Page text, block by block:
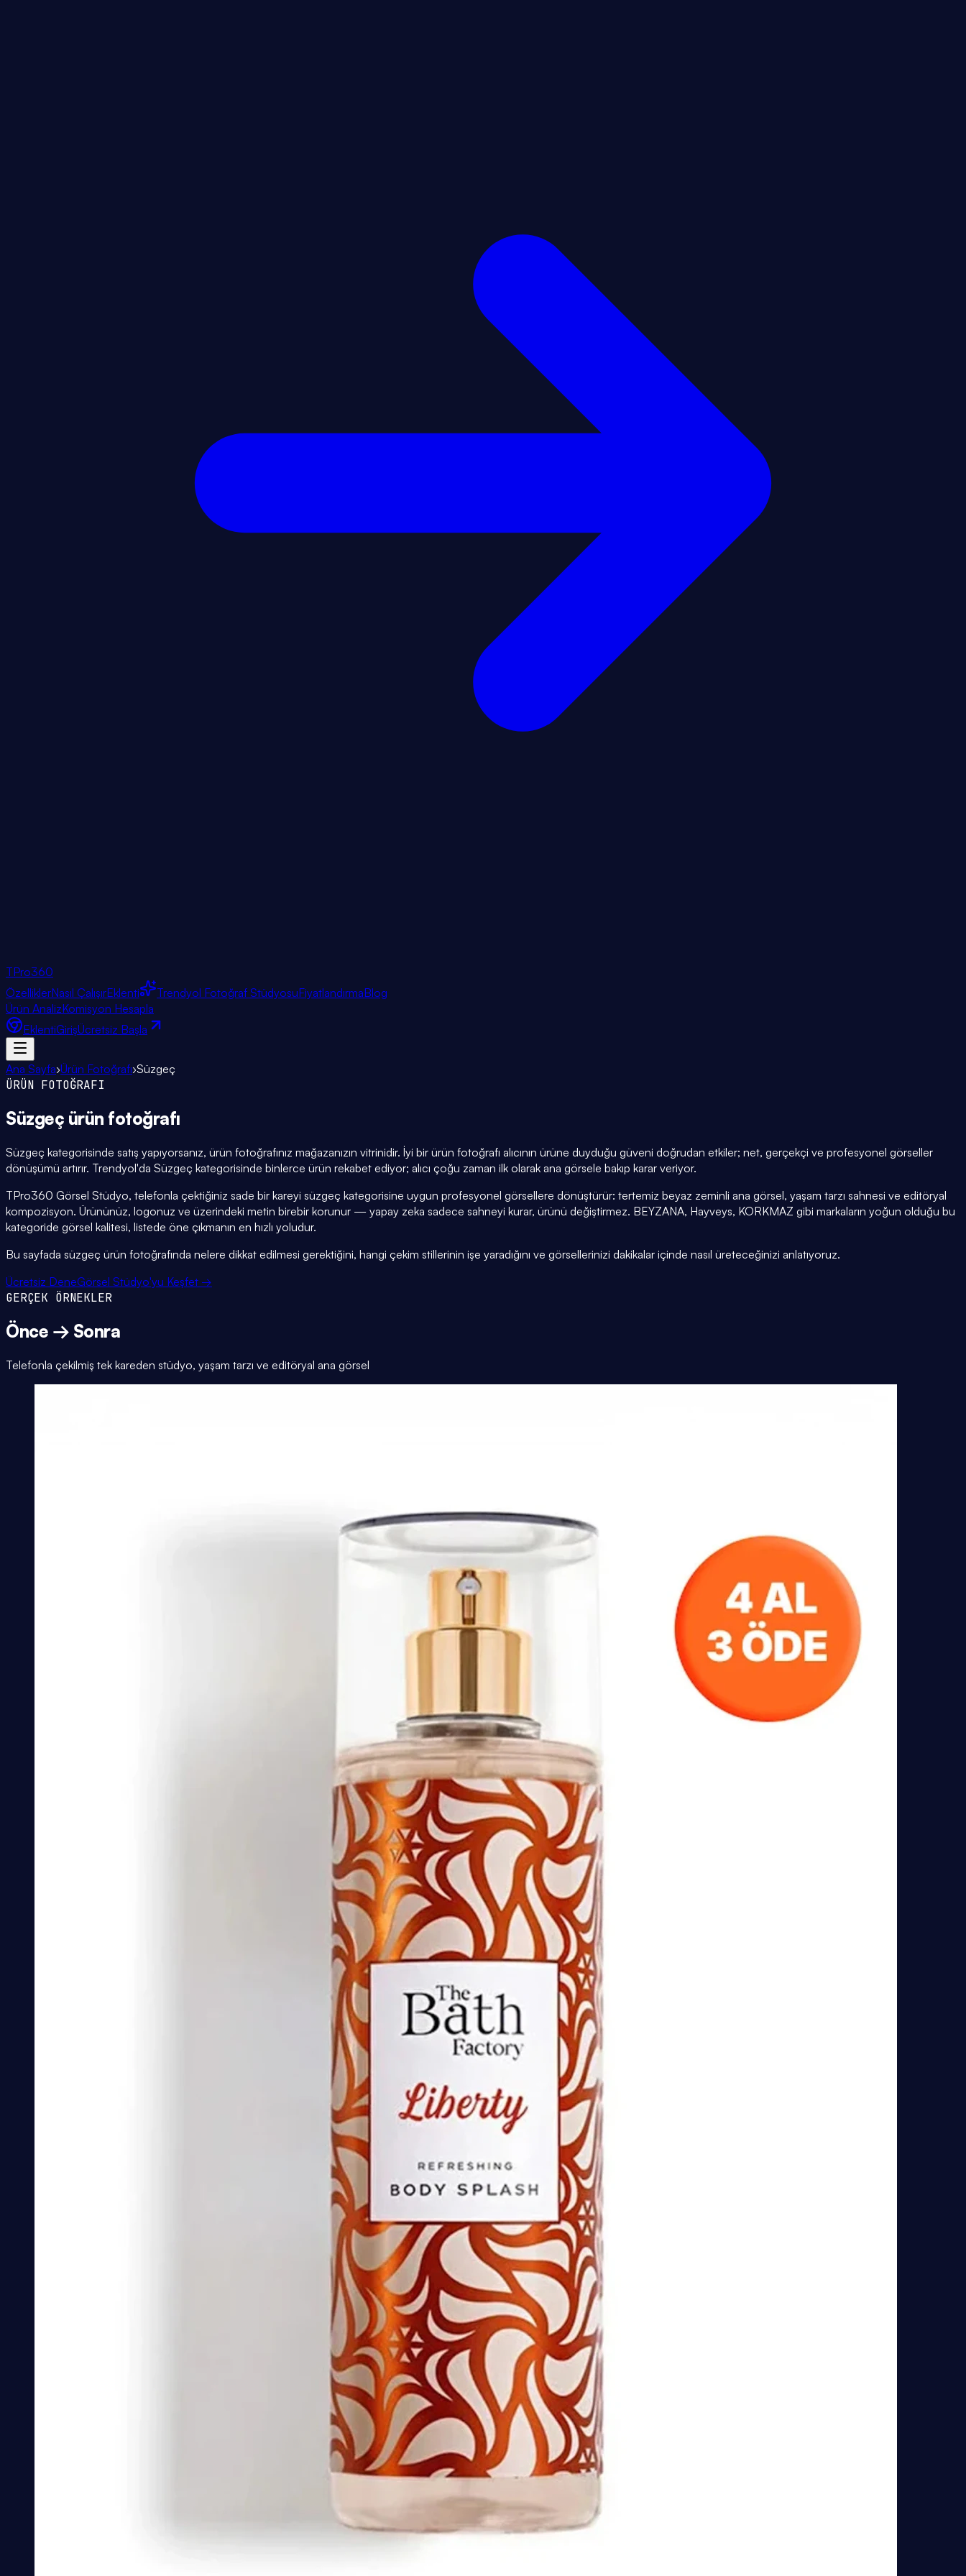
TPro360
ÖzelliklerNasıl ÇalışırEklenti Trendyol Fotoğraf StüdyosuFiyatlandırmaBlog
Ürün AnalizKomisyon Hesapla
EklentiGirişÜcretsiz Başla
Ana Sayfa›Ürün Fotoğrafı›Süzgeç
ÜRÜN FOTOĞRAFI
Süzgeç ürün fotoğrafı
Süzgeç kategorisinde satış yapıyorsanız, ürün fotoğrafınız mağazanızın vitrinidir. İyi bir ürün fotoğrafı alıcının ürüne duyduğu güveni doğrudan etkiler; net, gerçekçi ve profesyonel görseller
dönüşümü artırır. Trendyol'da Süzgeç kategorisinde binlerce ürün rekabet ediyor; alıcı çoğu zaman ilk olarak ana görsele bakıp karar veriyor.
TPro360 Görsel Stüdyo, telefonla çektiğiniz sade bir kareyi süzgeç kategorisine uygun profesyonel görsellere dönüştürür: tertemiz beyaz zeminli ana görsel, yaşam tarzı sahnesi ve editöryal
kompozisyon. Ürününüz, logonuz ve üzerindeki metin birebir korunur — yapay zeka sadece sahneyi kurar, ürünü değiştirmez. BEYZANA, Hayveys, KORKMAZ gibi markaların yoğun olduğu bu
kategoride görsel kalitesi, listede öne çıkmanın en hızlı yoludur.
Bu sayfada süzgeç ürün fotoğrafında nelere dikkat edilmesi gerektiğini, hangi çekim stillerinin işe yaradığını ve görsellerinizi dakikalar içinde nasıl üreteceğinizi anlatıyoruz.
Ücretsiz DeneGörsel Stüdyo'yu Keşfet →
GERÇEK ÖRNEKLER
Önce → Sonra
Telefonla çekilmiş tek kareden stüdyo, yaşam tarzı ve editöryal ana görsel